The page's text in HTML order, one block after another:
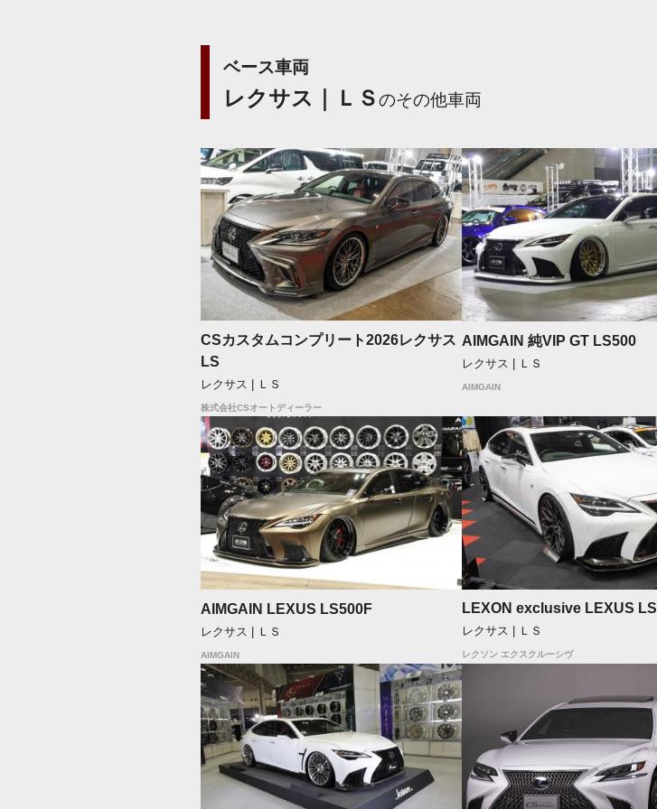
ベース車両
レクサス｜ＬＳのその他車両
CSカスタムコンプリート2026レクサス
LS
レクサス | ＬＳ
株式会社CSオートディーラー
AIMGAIN 純VIP GT LS500
レクサス | ＬＳ
AIMGAIN
AIMGAIN LEXUS LS500F
レクサス | ＬＳ
AIMGAIN
LEXON exclusive LEXUS LS
レクサス | ＬＳ
レクソン エクスクルーシヴ